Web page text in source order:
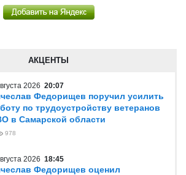
АКЦЕНТЫ
2026 20:07
Федорищев поручил усилить
по трудоустройству ветеранов
в Самарской области
978
2026 18:45
Федорищев оценил